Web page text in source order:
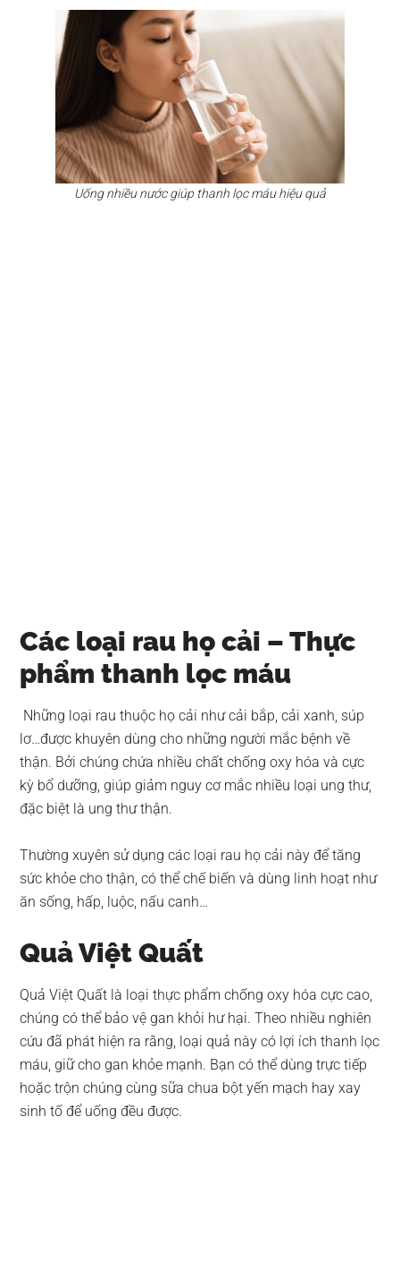
Uống nhiều nước giúp thanh lọc máu hiệu quả
Các loại rau họ cải – Thực
phẩm thanh lọc máu
Những loại rau thuộc họ cải như cải bắp, cải xanh, súp
lơ…được khuyên dùng cho những người mắc bệnh về
thận. Bởi chúng chứa nhiều chất chống oxy hóa và cực
kỳ bổ dưỡng, giúp giảm nguy cơ mắc nhiều loại ung thư,
đặc biệt là ung thư thận.
Thường xuyên sử dụng các loại rau họ cải này để tăng
sức khỏe cho thận, có thể chế biến và dùng linh hoạt như
ăn sống, hấp, luộc, nấu canh…
Quả Việt Quất
Quả Việt Quất là loại thực phẩm chống oxy hóa cực cao,
chúng có thể bảo vệ gan khỏi hư hại. Theo nhiều nghiên
cứu đã phát hiện ra rằng, loại quả này có lợi ích thanh lọc
máu, giữ cho gan khỏe mạnh. Bạn có thể dùng trực tiếp
hoặc trộn chúng cùng sữa chua bột yến mạch hay xay
sinh tố để uống đều được.